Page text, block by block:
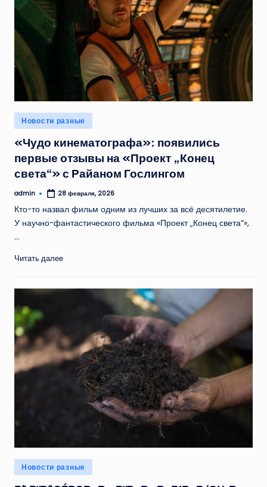
Опубликовано
в
Новости разные
«Чудо кинематографа»: появились
первые отзывы на «Проект „Конец
света“» с Райаном Гослингом
Запись
admin 28 февраля, 2026
Кто-то назвал фильм одним из лучших за всё десятилетие.
У научно-фантастического фильма «Проект „Конец света“»,
…
Читать далее
Опубликовано
в
Новости разные